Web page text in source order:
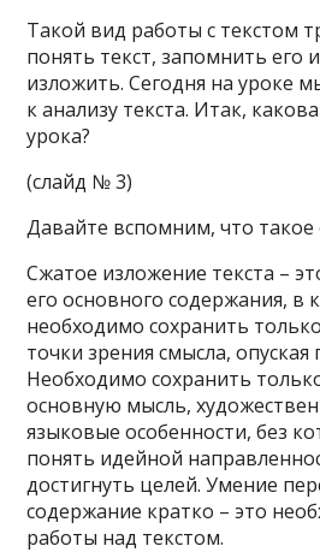
Такой вид работы с текстом
понять текст, запомнить его
изложить. Сегодня на уроке
к анализу текста. Итак,
урока?
(слайд № 3)
Давайте вспомним, что такое
Сжатое изложение текста –
его основного содержания, в
необходимо сохранить
точки зрения смысла, опуская
Необходимо сохранить
основную мысль,
языковые особенности, без
понять идейной
достигнуть целей. Умение
содержание кратко – это
работы над текстом.